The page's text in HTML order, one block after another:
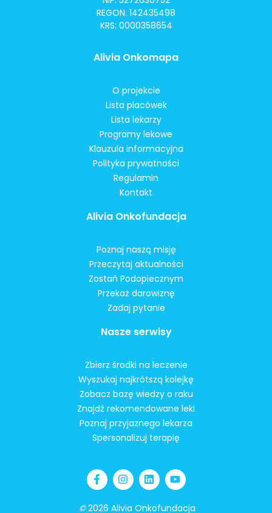
REGON: 142435498
KRS: 0000358654
Alivia Onkomapa
O projekcie
Lista placówek
Lista lekarzy
Programy lekowe
Klauzula informacyjna
Polityka prywatności
Regulamin
Kontakt
Alivia Onkofundacja
Poznaj naszą misję
Przeczytaj aktualności
Zostań Podopiecznym
Przekaż darowiznę
Zadaj pytanie
Nasze serwisy
Zbierz środki na leczenie
Wyszukaj najkrótszą kolejkę
Zobacz bazę wiedzy o raku
Znajdź rekomendowane leki
Poznaj przyjaznego lekarza
Spersonalizuj terapię
©2026 Alivia Onkofundacja